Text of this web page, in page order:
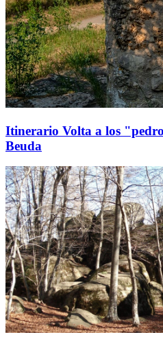
Itinerario Volta a los
Beuda